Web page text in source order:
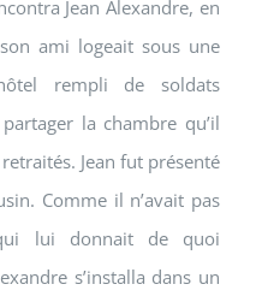
Jean Alexandre, en
ami logeait sous une
rempli de soldats
la chambre qu’il
Jean fut présenté
Comme il n’avait pas
qui lui donnait de quoi
s’installa dans un